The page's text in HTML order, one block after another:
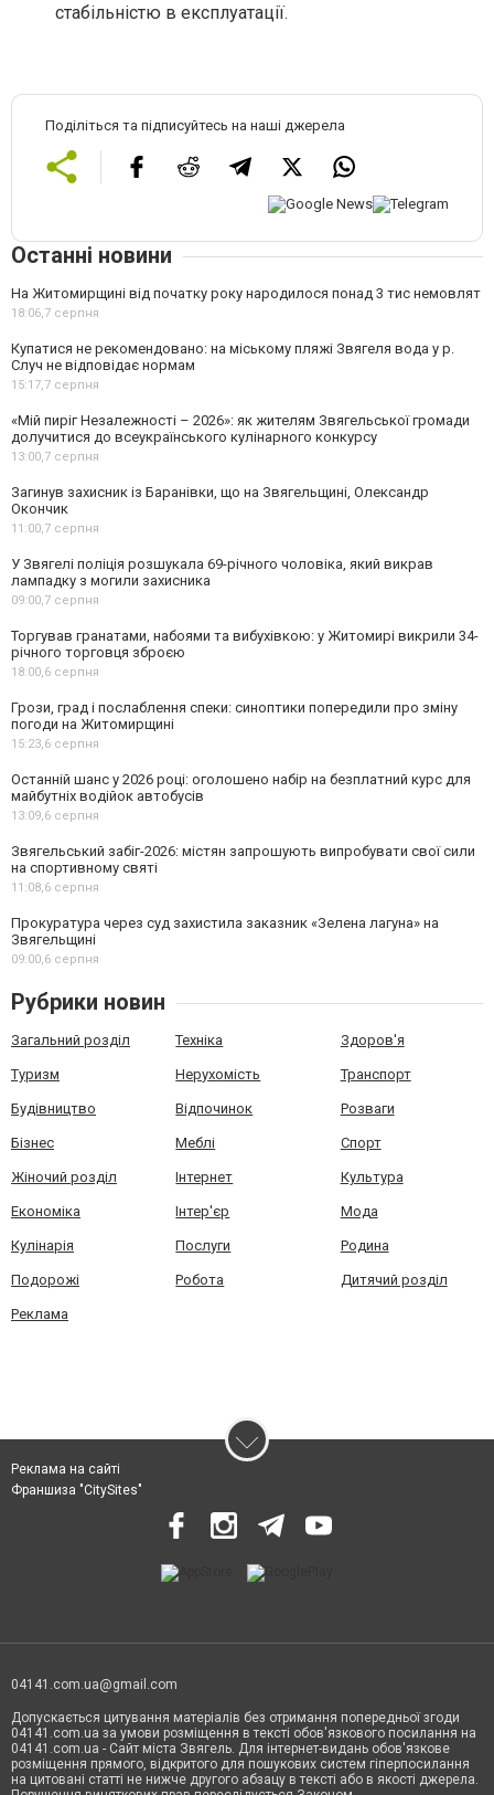
стабільністю в експлуатації.
Поділіться та підписуйтесь на наші джерела
Останні новини
На Житомирщині від початку року народилося понад 3 тис немовлят
18:06, 7 серпня
Купатися не рекомендовано: на міському пляжі Звягеля вода у р.
Случ не відповідає нормам
15:17, 7 серпня
«Мій пиріг Незалежності – 2026»: як жителям Звягельської громади
долучитися до всеукраїнського кулінарного конкурсу
13:00, 7 серпня
Загинув захисник із Баранівки, що на Звягельщині, Олександр
Окончик
11:00, 7 серпня
У Звягелі поліція розшукала 69-річного чоловіка, який викрав
лампадку з могили захисника
09:00, 7 серпня
Торгував гранатами, набоями та вибухівкою: у Житомирі викрили 34-
річного торговця зброєю
18:00, 6 серпня
Грози, град і послаблення спеки: синоптики попередили про зміну
погоди на Житомирщині
15:23, 6 серпня
Останній шанс у 2026 році: оголошено набір на безплатний курс для
майбутніх водійок автобусів
13:09, 6 серпня
Звягельський забіг-2026: містян запрошують випробувати свої сили
на спортивному святі
11:08, 6 серпня
Прокуратура через суд захистила заказник «Зелена лагуна» на
Звягельщині
09:00, 6 серпня
Рубрики новин
Загальний розділ Техніка Здоров'я
Туризм Нерухомість Транспорт
Будівництво Відпочинок Розваги
Бізнес Меблі Спорт
Жіночий розділ Інтернет Культура
Економіка Інтер'єр Мода
Кулінарія Послуги Родина
Подорожі Робота Дитячий розділ
Реклама
Реклама на сайті
Франшиза "CitySites"
04141.com.ua@gmail.com
Допускається цитування матеріалів без отримання попередньої згоди
04141.com.ua за умови розміщення в тексті обов'язкового посилання на
04141.com.ua - Сайт міста Звягель. Для інтернет-видань обов'язкове
розміщення прямого, відкритого для пошукових систем гіперпосилання
на цитовані статті не нижче другого абзацу в тексті або в якості джерела.